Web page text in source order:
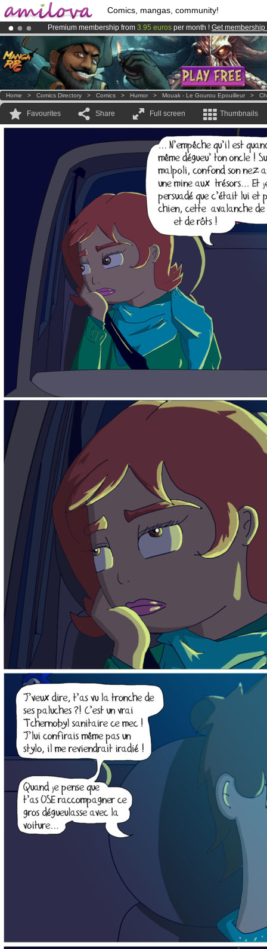
Comics, mangas, community!
Premium membership from 3.95 euros per month ! Get membership
AmilovaKickstarter is now LIVE!.
Already 134393membersand 1208 comics & mangas!.
Home > Comics Directory > Comics > Humor > Mouak - Le Gourou Epouilleur >
Favourites Share Full screen Thumbnails